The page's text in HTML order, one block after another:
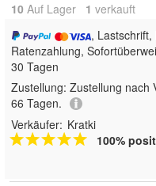
10 Auf Lager 1 verkauft
,
Ratenzahlung,
30 Tagen
Zustellung: Zustellung nach
66 Tagen.
Verkäufer: Kratki
100%